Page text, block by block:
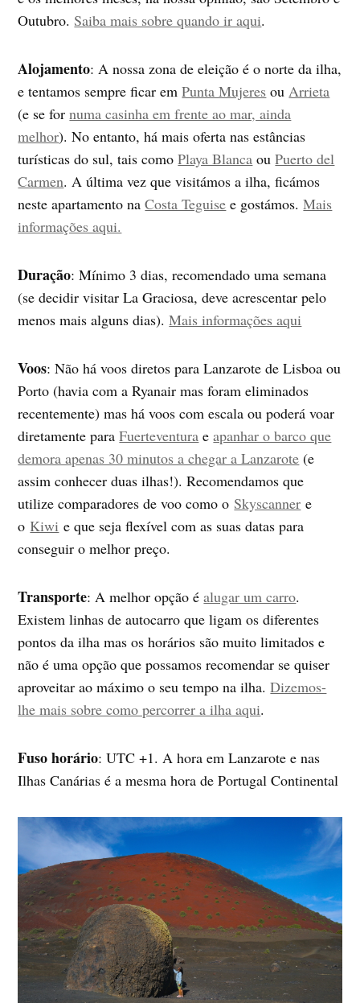
Outubro. Saiba mais sobre quando ir aqui.
Alojamento: A nossa zona de eleição é o norte da ilha,
e tentamos sempre ficar emPunta Mujeres ouArrieta
(e se fornuma casinha em frente ao mar, ainda
melhor). No entanto, há mais oferta nas estâncias
turísticas do sul, tais comoPlaya Blanca ouPuerto del
Carmen. A última vez que visitámos a ilha, ficámos
neste apartamento naCosta Teguise e gostámos.Mais
informações aqui.
Duração: Mínimo 3 dias, recomendado uma semana
(se decidir visitar La Graciosa, deve acrescentar pelo
menos mais alguns dias).Mais informações aqui
Voos: Não há voos diretos para Lanzarote de Lisboa ou
Porto (havia com a Ryanair mas foram eliminados
recentemente) mas há voos com escala ou poderá voar
diretamente paraFuerteventura eapanhar o barco que
demora apenas 30 minutos a chegar a Lanzarote (e
assim conhecer duas ilhas!). Recomendamos que
utilize comparadores de voo como o Skyscanner e
o Kiwi e que seja flexível com as suas datas para
conseguir o melhor preço.
Transporte: A melhor opção éalugar um carro.
Existem linhas de autocarro que ligam os diferentes
pontos da ilha mas os horários são muito limitados e
não é uma opção que possamos recomendar se quiser
aproveitar ao máximo o seu tempo na ilha.Dizemos-
lhe mais sobre como percorrer a ilha aqui.
Fuso horário: UTC +1. A hora em Lanzarote e nas
Ilhas Canárias é a mesma hora de Portugal Continental